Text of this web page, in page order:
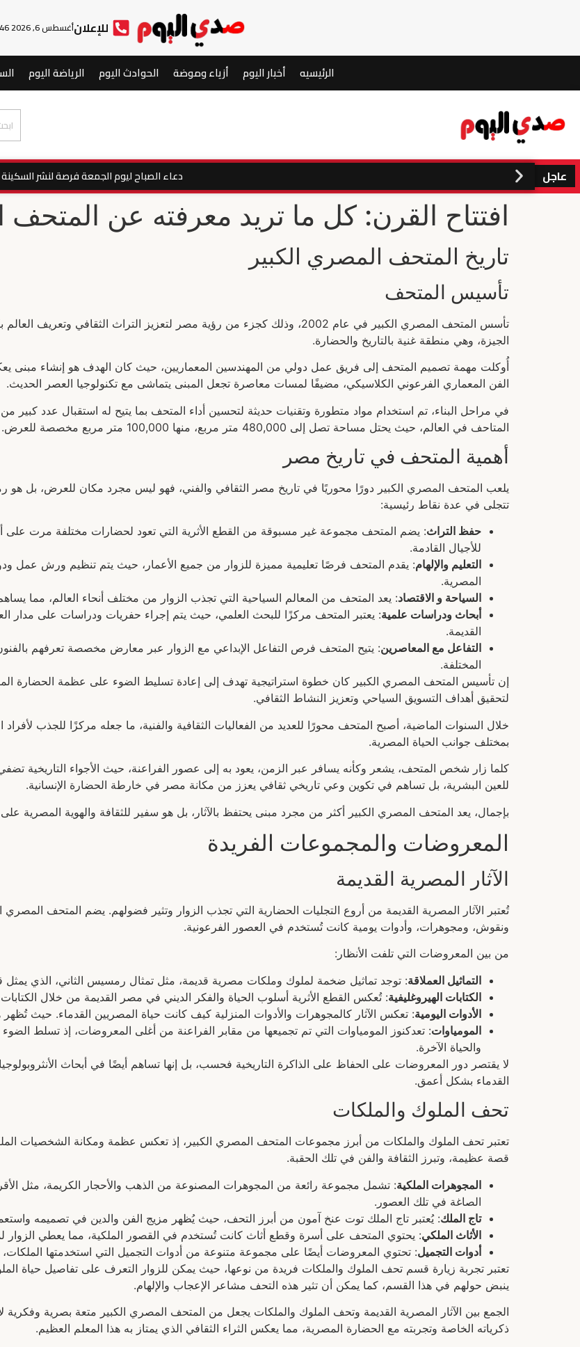
للإعلانأغسطس 6, 2026 7:46 ص
الرئيسيه أخبار اليوم أزياء وموضة الحوادث اليوم الرياضة اليوم
عاجل دعاء الصباح ليوم الجمعة فرصة لنشر السكينة
افتتاح القرن: كل ما تريد معرفته عن المتحف
تاريخ المتحف المصري الكبير
تأسيس المتحف
تأسس المتحف المصري الكبير في عام 2002، وذلك كجزء من رؤية مصر لتعزيز التراث
الجيزة، وهي منطقة غنية بالتاريخ والحضارة.
أُوكلت مهمة تصميم المتحف إلى فريق عمل دولي من المهندسين المعماريين، حيث كان الهدف هو إنشاء مبنى
الفن المعماري الفرعوني الكلاسيكي، مضيفًا لمسات معاصرة تجعل المبنى يتماشى مع تكنولوجيا العصر الحديث.
في مراحل البناء، تم استخدام مواد متطورة وتقنيات حديثة لتحسين أداء المتحف بما يتيح له استقبال عدد كبير من
المتاحف في العالم، حيث يحتل مساحة تصل إلى 480,000 متر مربع، منها 100,000 متر مربع مخصصة للعرض.
أهمية المتحف في تاريخ مصر
يلعب المتحف المصري الكبير دورًا محوريًا في تاريخ مصر الثقافي والفني، فهو ليس مجرد مكان للعرض، بل هو
تتجلى في عدة نقاط رئيسية:
حفظ التراث: يضم المتحف مجموعة غير مسبوقة من القطع الأثرية التي تعود لحضارات مختلفة مرت
للأجيال القادمة.
التعليم والإلهام: يقدم المتحف فرصًا تعليمية مميزة للزوار من جميع الأعمار، حيث يتم تنظيم ورش عمل
المصرية.
السياحة و الاقتصاد: يعد المتحف من المعالم السياحية التي تجذب الزوار من مختلف أنحاء العالم، مما
أبحاث ودراسات علمية: يعتبر المتحف مركزًا للبحث العلمي، حيث يتم إجراء حفريات ودراسات على مدار
القديمة.
التفاعل مع المعاصرين: يتيح المتحف فرص التفاعل الإبداعي مع الزوار عبر معارض مخصصة تعرفهم بالفنون
المختلفة.
إن تأسيس المتحف المصري الكبير كان خطوة استراتيجية تهدف إلى إعادة تسليط الضوء على عظمة الحضارة
لتحقيق أهداف التسويق السياحي وتعزيز النشاط الثقافي.
خلال السنوات الماضية، أصبح المتحف محورًا للعديد من الفعاليات الثقافية والفنية، ما جعله مركزًا للجذب
بمختلف جوانب الحياة المصرية.
كلما زار شخص المتحف، يشعر وكأنه يسافر عبر الزمن، يعود به إلى عصور الفراعنة، حيث الأجواء التاريخية
للعين البشرية، بل تساهم في تكوين وعي تاريخي ثقافي يعزز من مكانة مصر في خارطة الحضارة الإنسانية.
بإجمال، يعد المتحف المصري الكبير أكثر من مجرد مبنى يحتفظ بالآثار، بل هو سفير للثقافة والهوية المصرية على
المعروضات والمجموعات الفريدة
الآثار المصرية القديمة
تُعتبر الآثار المصرية القديمة من أروع التجليات الحضارية التي تجذب الزوار وتثير فضولهم. يضم المتحف المصري
ونقوش، ومجوهرات، وأدوات يومية كانت تُستخدم في العصور الفرعونية.
من بين المعروضات التي تلفت الأنظار:
التماثيل العملاقة: توجد تماثيل ضخمة لملوك وملكات مصرية قديمة، مثل تمثال رمسيس الثاني، الذي
الكتابات الهيروغليفية: تُعكس القطع الأثرية أسلوب الحياة والفكر الديني في مصر القديمة من خلال الكتابات
الأدوات اليومية: تعكس الآثار كالمجوهرات والأدوات المنزلية كيف كانت حياة المصريين القدماء. حيث تُظهر
المومياوات: تعدكنوز المومياوات التي تم تجميعها من مقابر الفراعنة من أغلى المعروضات، إذ تسلط
والحياة الآخرة.
لا يقتصر دور المعروضات على الحفاظ على الذاكرة التاريخية فحسب، بل إنها تساهم أيضًا في أبحاث
القدماء بشكل أعمق.
تحف الملوك والملكات
تعتبر تحف الملوك والملكات من أبرز مجموعات المتحف المصري الكبير، إذ تعكس عظمة ومكانة الشخصيات
قصة عظيمة، وتبرز الثقافة والفن في تلك الحقبة.
المجوهرات الملكية: تشمل مجموعة رائعة من المجوهرات المصنوعة من الذهب والأحجار الكريمة، مثل
الصاغة في تلك العصور.
تاج الملك: يُعتبر تاج الملك توت عنخ آمون من أبرز التحف، حيث يُظهر مزيج الفن والدين في تصميمه
الأثاث الملكي: يحتوي المتحف على أسرة وقطع أثاث كانت تُستخدم في القصور الملكية، مما يعطي
أدوات التجميل: تحتوي المعروضات أيضًا على مجموعة متنوعة من أدوات التجميل التي استخدمتها الملكات،
تعتبر تجربة زيارة قسم تحف الملوك والملكات فريدة من نوعها، حيث يمكن للزوار التعرف على تفاصيل حياة
ينبض حولهم في هذا القسم، كما يمكن أن تثير هذه التحف مشاعر الإعجاب والإلهام.
الجمع بين الآثار المصرية القديمة وتحف الملوك والملكات يجعل من المتحف المصري الكبير متعة بصرية وفكرية
ذكرياته الخاصة وتجربته مع الحضارة المصرية، مما يعكس الثراء الثقافي الذي يمتاز به هذا المعلم العظيم.